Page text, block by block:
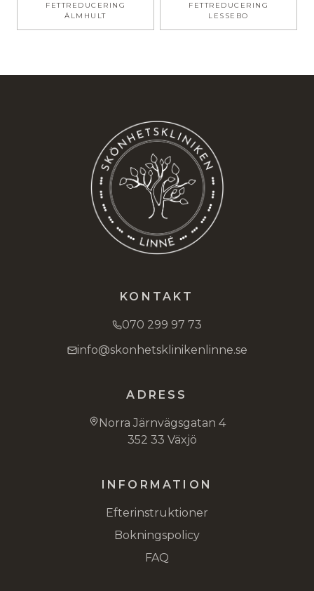
FETTREDUCERING
ÄLMHULT
FETTREDUCERING
LESSEBO
KONTAKT
070 299 97 73
info@skonhetsklinikenlinne.se
ADRESS
Norra Järnvägsgatan 4
352 33 Växjö
INFORMATION
Efterinstruktioner
Bokningspolicy
FAQ